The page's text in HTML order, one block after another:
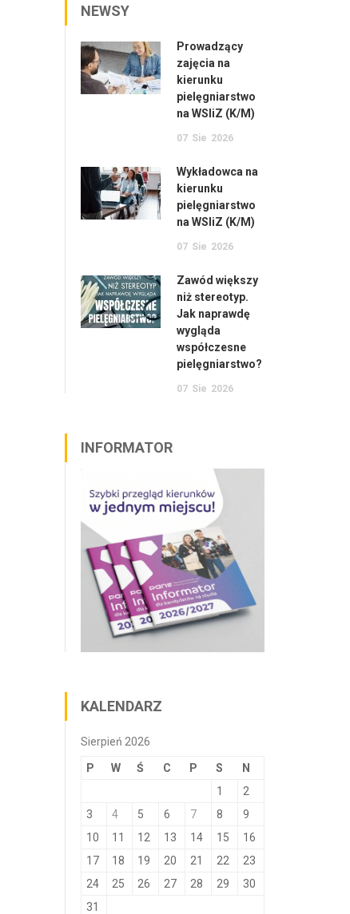
NEWSY
Prowadzący
zajęcia na
kierunku
pielęgniarstwo
na WSIiZ (K/M)
07 Sie 2026
Wykładowca na
kierunku
pielęgniarstwo
na WSIiZ (K/M)
07 Sie 2026
Zawód większy
niż stereotyp.
Jak naprawdę
wygląda
współczesne
pielęgniarstwo?
07 Sie 2026
INFORMATOR
KALENDARZ
Sierpień 2026
P W Ś C P S N
1
2
3
4 5 6 7 8
9
10
11 12 13 14 15
16
17
18 19 20 21 22
23
24
25 26 27 28 29
30
31